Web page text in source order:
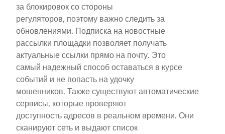
за блокировок со стороны
регуляторов, поэтому важно следить за
обновлениями. Подписка на новостные
рассылки площадки позволяет получать
актуальные ссылки прямо на почту. Это
самый надежный способ оставаться в курсе
событий и не попасть на удочку
мошенников. Также существуют автоматические
сервисы, которые проверяют
доступность адресов в реальном времени. Они
сканируют сеть и выдают список